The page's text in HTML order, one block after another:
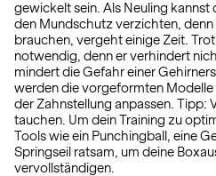
gewickelt sein. Als Neuling kannst
den Mundschutz verzichten,
brauchen, vergeht einige Zeit.
notwendig, denn er verhindert
mindert die Gefahr einer
werden die vorgeformten
der Zahnstellung anpassen. Tipp:
tauchen. Um dein Training zu
Tools wie ein Punchingball, eine
Springseil ratsam, um deine
vervollständigen.